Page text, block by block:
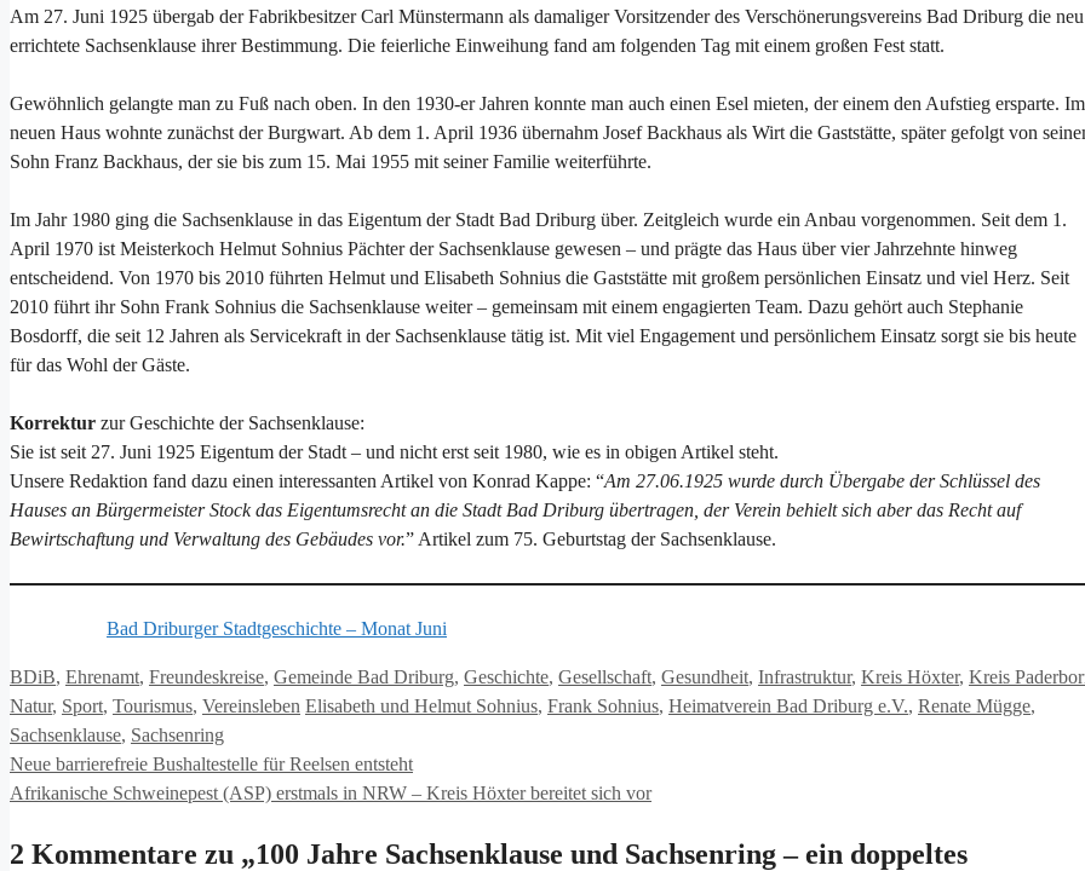
Am 27. Juni 1925 übergab der Fabrikbesitzer Carl Münstermann als damaliger Vorsitzender des Verschönerungsvereins Bad Driburg die neu
errichtete Sachsenklause ihrer Bestimmung. Die feierliche Einweihung fand am folgenden Tag mit einem großen Fest statt.
Gewöhnlich gelangte man zu Fuß nach oben. In den 1930-er Jahren konnte man auch einen Esel mieten, der einem den Aufstieg ersparte. Im
neuen Haus wohnte zunächst der Burgwart. Ab dem 1. April 1936 übernahm Josef Backhaus als Wirt die Gaststätte, später gefolgt von
Sohn Franz Backhaus, der sie bis zum 15. Mai 1955 mit seiner Familie weiterführte.
Im Jahr 1980 ging die Sachsenklause in das Eigentum der Stadt Bad Driburg über. Zeitgleich wurde ein Anbau vorgenommen. Seit dem 1.
April 1970 ist Meisterkoch Helmut Sohnius Pächter der Sachsenklause gewesen – und prägte das Haus über vier Jahrzehnte hinweg
entscheidend. Von 1970 bis 2010 führten Helmut und Elisabeth Sohnius die Gaststätte mit großem persönlichen Einsatz und viel Herz. Seit
2010 führt ihr Sohn Frank Sohnius die Sachsenklause weiter – gemeinsam mit einem engagierten Team. Dazu gehört auch Stephanie
Bosdorff, die seit 12 Jahren als Servicekraft in der Sachsenklause tätig ist. Mit viel Engagement und persönlichem Einsatz sorgt sie bis heute
für das Wohl der Gäste.
Korrektur zur Geschichte der Sachsenklause:
Sie ist seit 27. Juni 1925 Eigentum der Stadt – und nicht erst seit 1980, wie es in obigen Artikel steht.
Unsere Redaktion fand dazu einen interessanten Artikel von Konrad Kappe: “Am 27.06.1925 wurde durch Übergabe der Schlüssel des
Hauses an Bürgermeister Stock das Eigentumsrecht an die Stadt Bad Driburg übertragen, der Verein behielt sich aber das Recht auf
Bewirtschaftung und Verwaltung des Gebäudes vor.” Artikel zum 75. Geburtstag der Sachsenklause.
Bad Driburger Stadtgeschichte – Monat Juni
Kategorien
BDiB, Ehrenamt, Freundeskreise, Gemeinde Bad Driburg, Geschichte, Gesellschaft, Gesundheit, Infrastruktur, Kreis Höxter, Kreis
Natur, Sport, Tourismus, Vereinsleben Schlagwörter
Elisabeth und Helmut Sohnius, Frank Sohnius, Heimatverein Bad Driburg e.V., Renate Mügge,
Sachsenklause, Sachsenring
Neue barrierefreie Bushaltestelle für Reelsen entsteht
Afrikanische Schweinepest (ASP) erstmals in NRW – Kreis Höxter bereitet sich vor
2 Kommentare zu „100 Jahre Sachsenklause und Sachsenring – ein doppeltes